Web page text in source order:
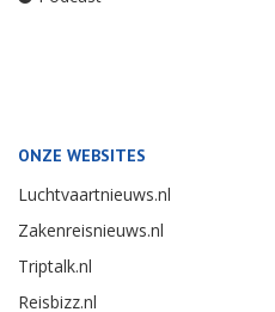
ONZE WEBSITES
Luchtvaartnieuws.nl
Zakenreisnieuws.nl
Triptalk.nl
Reisbizz.nl